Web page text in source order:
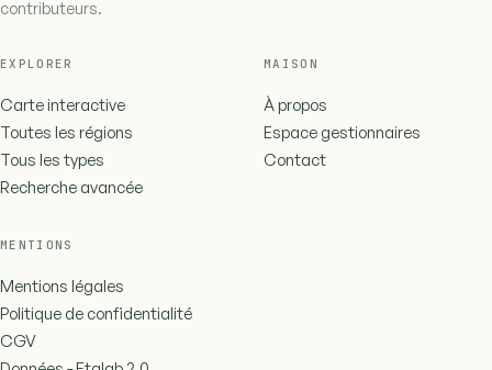
contributeurs.
EXPLORER
Carte interactive
Toutes les régions
Tous les types
Recherche avancée
MAISON
À propos
Espace gestionnaires
Contact
MENTIONS
Mentions légales
Politique de confidentialité
CGV